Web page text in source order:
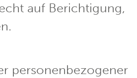
auf Berichtigung,
personenbezogener